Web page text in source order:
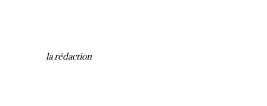
la rédaction